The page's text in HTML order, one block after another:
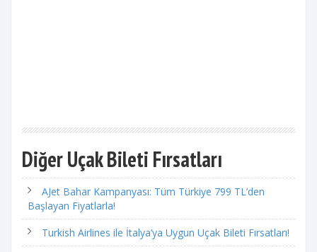
Diğer Uçak Bileti Fırsatları
AJet Bahar Kampanyası: Tüm Türkiye 799 TL’den
Başlayan Fiyatlarla!
Turkish Airlines ile İtalya’ya Uygun Uçak Bileti Fırsatları!